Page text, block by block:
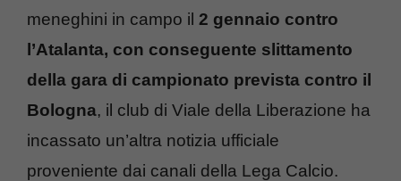
meneghini in campo il 2 gennaio contro
l’Atalanta, con conseguente slittamento
della gara di campionato prevista contro il
Bologna, il club di Viale della Liberazione ha
incassato un’altra notizia ufficiale
proveniente dai canali della Lega Calcio.